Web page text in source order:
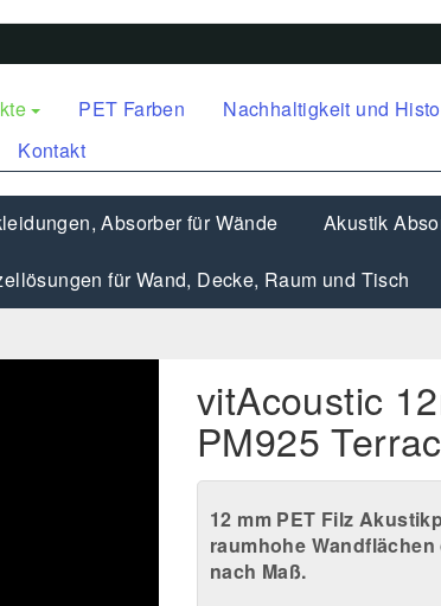
PET Farben Nachhaltigkeit und
Kontakt
Absorber für Wände Akustik
für Wand, Decke, Raum und Tisch
vitAcoustic
PM925
12 mm PET Filz
raumhohe
nach Maß.